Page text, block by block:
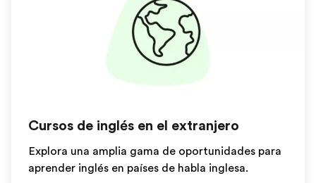
Cursos de inglés en el extranjero
Explora una amplia gama de oportunidades para
aprender inglés en países de habla inglesa.